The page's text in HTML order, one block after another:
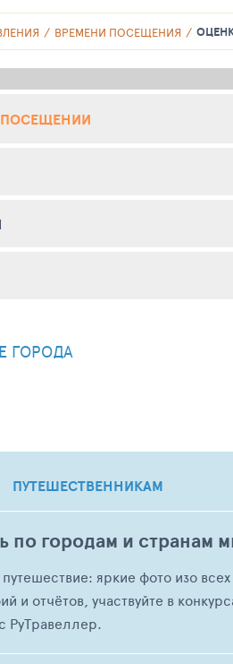
ВРЕМЕНИ ПОСЕЩЕНИЯ
ПОСЕЩЕНИИ
ГОРОДА
ПУТЕШЕСТВЕННИКАМ
по городам и странам
путешествие: яркие фото изо
и отчётов, участвуйте в
РуТравеллер.